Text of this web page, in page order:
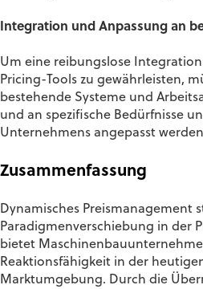
Integration und Anpassung an
Um eine reibungslose
Pricing-Tools zu gewährleisten,
bestehende Systeme und
und an spezifische Bedürfnisse
Unternehmens angepasst
Zusammenfassung
Dynamisches Preismanagement
Paradigmenverschiebung in der
bietet
Reaktionsfähigkeit in der
Marktumgebung. Durch die